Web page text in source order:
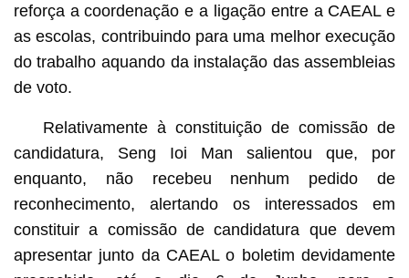
reforça a coordenação e a ligação entre a CAEAL e
as escolas, contribuindo para uma melhor execução
do trabalho aquando da instalação das assembleias
de voto.
Relativamente à constituição de comissão de
candidatura, Seng Ioi Man salientou que, por
enquanto, não recebeu nenhum pedido de
reconhecimento, alertando os interessados em
constituir a comissão de candidatura que devem
apresentar junto da CAEAL o boletim devidamente